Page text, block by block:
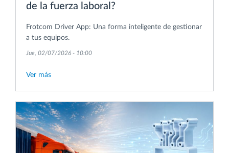
de la fuerza laboral?
Frotcom Driver App: Una forma inteligente de gestionar
a tus equipos.
Jue, 02/07/2026 - 10:00
Ver más